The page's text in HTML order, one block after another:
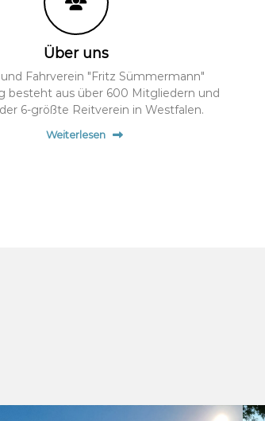
Über uns
Fahrverein "Fritz Sümmermann"
besteht aus über 600 Mitgliedern und
6-größte Reitverein in Westfalen.
Weiterlesen